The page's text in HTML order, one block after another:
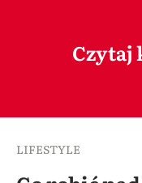
Czytaj
LIFESTYLE